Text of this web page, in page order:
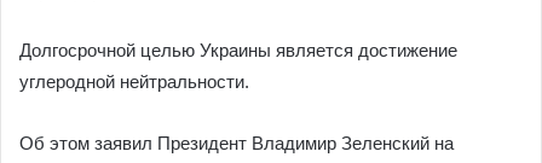
Долгосрочной целью Украины является достижение
углеродной нейтральности.
Об этом заявил Президент Владимир Зеленский на